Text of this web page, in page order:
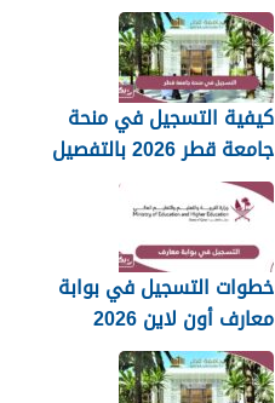
كيفية التسجيل في منحة
جامعة قطر 2026 بالتفصيل
خطوات التسجيل في بوابة
معارف أون لاين 2026